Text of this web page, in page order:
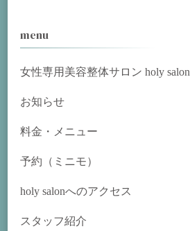
menu
女性専用美容整体サロン holy salon
お知らせ
料金・メニュー
予約（ミニモ）
holy salonへのアクセス
スタッフ紹介